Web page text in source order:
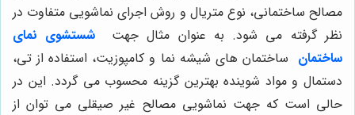
مصالح ساختمانی، نوع متریال و روش اجرای نماشویی متفاوت در
نظر گرفته می شود. به عنوان مثال جهت
شستشوی نمای
ساختمان ساختمان های شیشه نما و کامپوزیت، استفاده از تی،
دستمال و مواد شوینده بهترین گزینه محسوب می گردد. این در
حالی است که جهت نماشویی مصالح غیر صیقلی می توان از